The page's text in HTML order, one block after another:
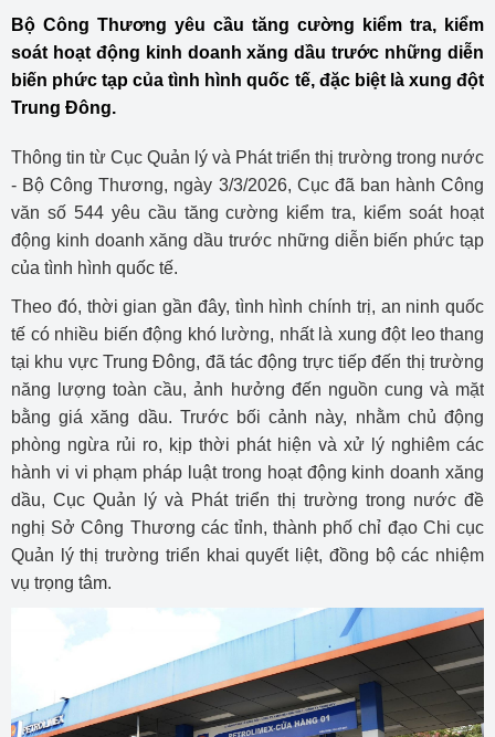
Bộ Công Thương yêu cầu tăng cường kiểm tra, kiểm
soát hoạt động kinh doanh xăng dầu trước những diễn
biến phức tạp của tình hình quốc tế, đặc biệt là xung đột
Trung Đông.
Thông tin từ Cục Quản lý và Phát triển thị trường trong nước
- Bộ Công Thương, ngày 3/3/2026, Cục đã ban hành Công
văn số 544 yêu cầu tăng cường kiểm tra, kiểm soát hoạt
động kinh doanh xăng dầu trước những diễn biến phức tạp
của tình hình quốc tế.
Theo đó, thời gian gần đây, tình hình chính trị, an ninh quốc
tế có nhiều biến động khó lường, nhất là xung đột leo thang
tại khu vực Trung Đông, đã tác động trực tiếp đến thị trường
năng lượng toàn cầu, ảnh hưởng đến nguồn cung và mặt
bằng giá xăng dầu. Trước bối cảnh này, nhằm chủ động
phòng ngừa rủi ro, kịp thời phát hiện và xử lý nghiêm các
hành vi vi phạm pháp luật trong hoạt động kinh doanh xăng
dầu, Cục Quản lý và Phát triển thị trường trong nước đề
nghị Sở Công Thương các tỉnh, thành phố chỉ đạo Chi cục
Quản lý thị trường triển khai quyết liệt, đồng bộ các nhiệm
vụ trọng tâm.